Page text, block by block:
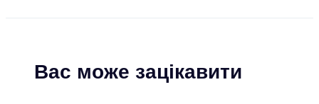
Вас може зацікавити